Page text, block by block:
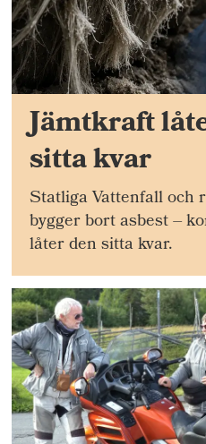
Jämtkraft
sitta kvar
Statliga Vattenfall och
bygger bort asbest –
låter den sitta kvar.